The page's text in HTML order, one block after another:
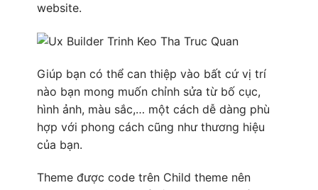
website.
Giúp bạn có thể can thiệp vào bất cứ vị trí
nào bạn mong muốn chỉnh sửa từ bố cục,
hình ảnh, màu sắc,… một cách dễ dàng phù
hợp với phong cách cũng như thương hiệu
của bạn.
Theme được code trên Child theme nên